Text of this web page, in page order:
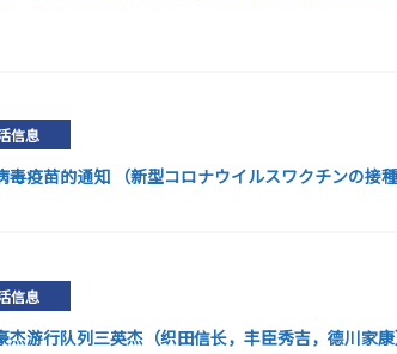
信息
毒疫苗的通知 （新型コロナウイルスワクチンの接
信息
杰游行队列三英杰（织田信长，丰臣秀吉，德川家